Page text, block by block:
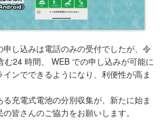
し込みは電話のみの受付でしたが、令
24 時間、 WEB での申し込みが可能に
ンでできるようになり、利便性が高ま
充電式電池の分別収集が、新たに始ま
皆さんのご協力をお願いします。